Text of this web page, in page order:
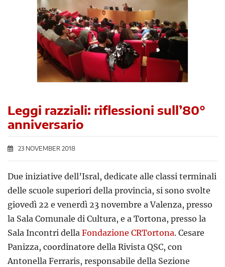
Leggi razziali: riflessioni sull’80°
anniversario
23 NOVEMBER 2018
Due iniziative dell’Isral, dedicate alle classi terminali
delle scuole superiori della provincia, si sono svolte
giovedì 22 e venerdì 23 novembre a Valenza, presso
la Sala Comunale di Cultura, e a Tortona, presso la
Sala Incontri della Fondazione CRTortona. Cesare
Panizza, coordinatore della Rivista QSC, con
Antonella Ferraris, responsabile della Sezione